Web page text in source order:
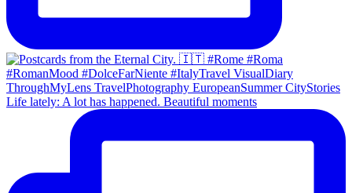
Life lately: A lot has happened. Beautiful moments